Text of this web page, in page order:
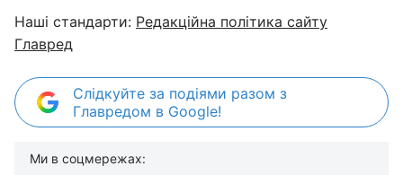
Наші стандарти: Редакційна політика сайту
Главред
Слідкуйте за подіями разом з
Главредом в Google!
Ми в соцмережах: